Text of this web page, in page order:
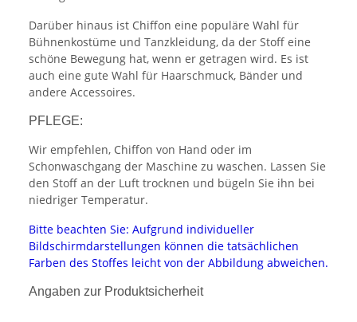
Darüber hinaus ist Chiffon eine populäre Wahl für
Bühnenkostüme und Tanzkleidung, da der Stoff eine
schöne Bewegung hat, wenn er getragen wird. Es ist
auch eine gute Wahl für Haarschmuck, Bänder und
andere Accessoires.
PFLEGE:
Wir empfehlen, Chiffon von Hand oder im
Schonwaschgang der Maschine zu waschen. Lassen Sie
den Stoff an der Luft trocknen und bügeln Sie ihn bei
niedriger Temperatur.
Bitte beachten Sie: Aufgrund individueller
Bildschirmdarstellungen können die tatsächlichen
Farben des Stoffes leicht von der Abbildung abweichen.
Angaben zur Produktsicherheit